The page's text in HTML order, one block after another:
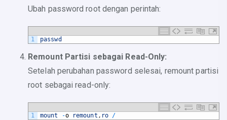
Ubah password root dengan perintah:
1 passwd
Remount Partisi sebagai Read-Only:
Setelah perubahan password selesai, remount partisi
root sebagai read-only:
1 mount -o remount , ro /